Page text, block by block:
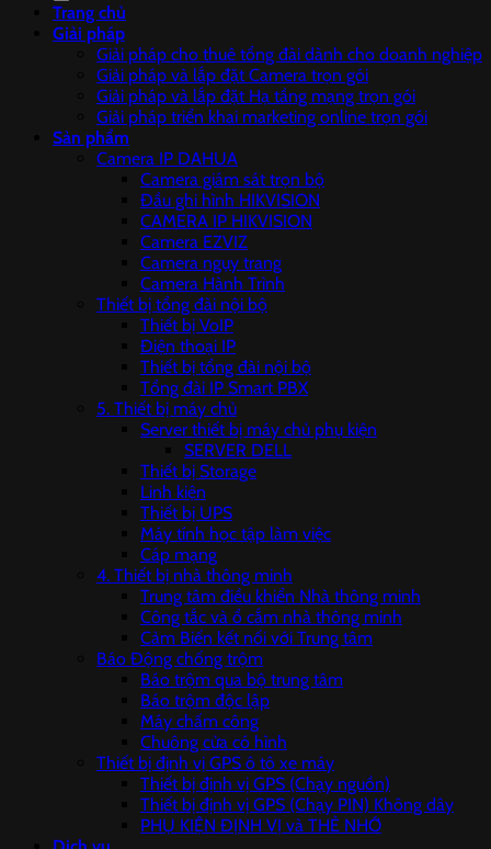
Trang chủ
Giải pháp
Giải pháp cho thuê tổng đài dành cho doanh nghiệp
Giải pháp và lắp đặt Camera trọn gói
Giải pháp và lắp đặt Hạ tầng mạng trọn gói
Giải pháp triển khai marketing online trọn gói
Sản phẩm
Camera IP DAHUA
Camera giám sát trọn bộ
Đầu ghi hình HIKVISION
CAMERA IP HIKVISION
Camera EZVIZ
Camera ngụy trang
Camera Hành Trình
Thiết bị tổng đài nội bộ
Thiết bị VoIP
Điện thoại IP
Thiết bị tổng đài nội bộ
Tổng đài IP Smart PBX
5. Thiết bị máy chủ
Server thiết bị máy chủ phụ kiện
SERVER DELL
Thiết bị Storage
Linh kiện
Thiết bị UPS
Máy tính học tập làm việc
Cáp mạng
4. Thiết bị nhà thông minh
Trung tâm điều khiển Nhà thông minh
Công tắc và ổ cắm nhà thông minh
Cảm Biến kết nối với Trung tâm
Báo Động chống trộm
Báo trộm qua bộ trung tâm
Báo trộm độc lập
Máy chấm công
Chuông cửa có hình
Thiết bị định vị GPS ô tô xe máy
Thiết bị định vị GPS (Chạy nguồn)
Thiết bị định vị GPS (Chạy PIN) Không dây
PHỤ KIỆN ĐỊNH VỊ và THẺ NHỚ